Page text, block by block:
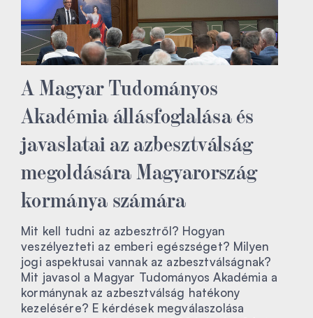
A Magyar Tudományos
Akadémia állásfoglalása és
javaslatai az azbesztválság
megoldására Magyarország
kormánya számára
Mit kell tudni az azbesztről? Hogyan
veszélyezteti az emberi egészséget? Milyen
jogi aspektusai vannak az azbesztválságnak?
Mit javasol a Magyar Tudományos Akadémia a
kormánynak az azbesztválság hatékony
kezelésére? E kérdések megválaszolása